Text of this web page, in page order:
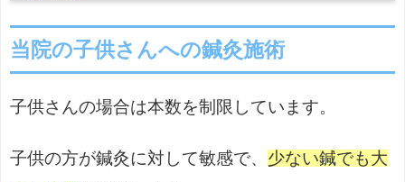
当院の子供さんへの鍼灸施術
子供さんの場合は本数を制限しています。
子供の方が鍼灸に対して敏感で、 少ない鍼でも大